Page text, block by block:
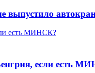
выпустило
если есть